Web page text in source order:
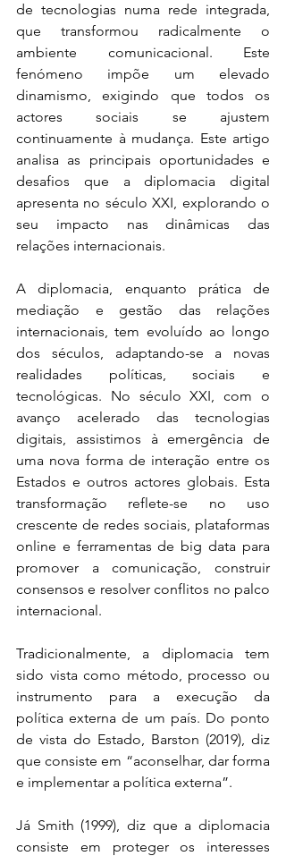
de tecnologias numa rede integrada,
que transformou radicalmente o
ambiente comunicacional. Este
fenómeno impõe um elevado
dinamismo, exigindo que todos os
actores sociais se ajustem
continuamente à mudança. Este artigo
analisa as principais oportunidades e
desafios que a diplomacia digital
apresenta no século XXI, explorando o
seu impacto nas dinâmicas das
relações internacionais.
A diplomacia, enquanto prática de
mediação e gestão das relações
internacionais, tem evoluído ao longo
dos séculos, adaptando-se a novas
realidades políticas, sociais e
tecnológicas. No século XXI, com o
avanço acelerado das tecnologias
digitais, assistimos à emergência de
uma nova forma de interação entre os
Estados e outros actores globais. Esta
transformação reflete-se no uso
crescente de redes sociais, plataformas
online e ferramentas de big data para
promover a comunicação, construir
consensos e resolver conflitos no palco
internacional.
Tradicionalmente, a diplomacia tem
sido vista como método, processo ou
instrumento para a execução da
política externa de um país. Do ponto
de vista do Estado, Barston (2019), diz
que consiste em “aconselhar, dar forma
e implementar a política externa”.
Já Smith (1999), diz que a diplomacia
consiste em proteger os interesses